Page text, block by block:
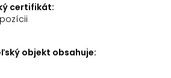
certifikát:
objekt obsahuje: